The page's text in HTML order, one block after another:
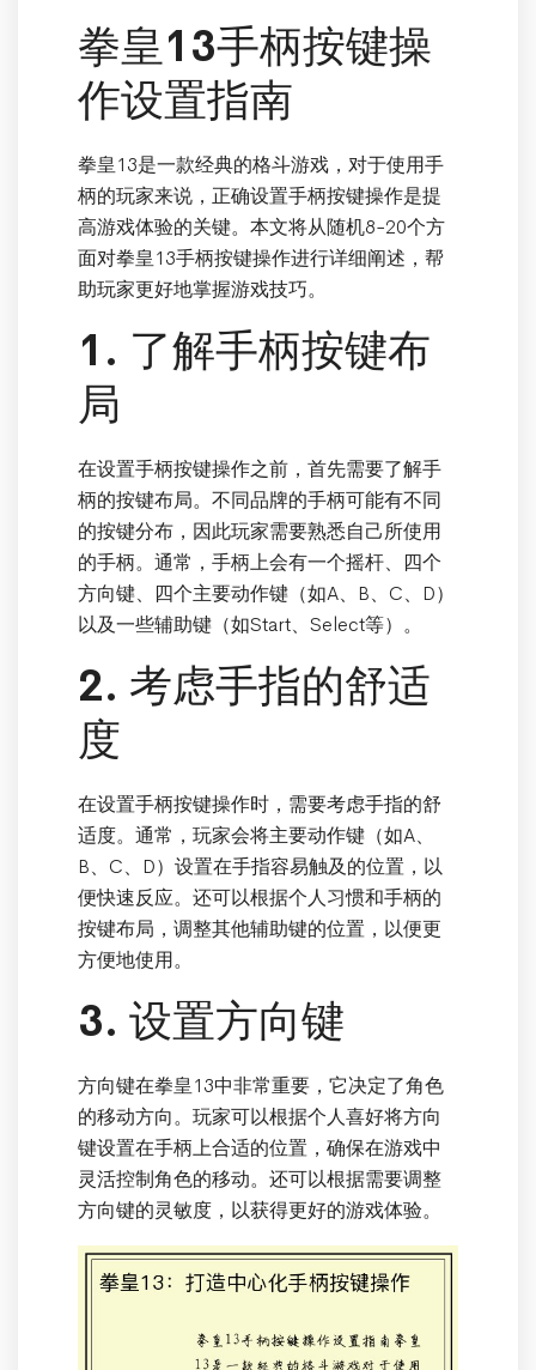
拳皇13手柄按键操
作设置指南
拳皇13是一款经典的格斗游戏，对于使用手
柄的玩家来说，正确设置手柄按键操作是提
高游戏体验的关键。本文将从随机8-20个方
面对拳皇13手柄按键操作进行详细阐述，帮
助玩家更好地掌握游戏技巧。
1. 了解手柄按键布
局
在设置手柄按键操作之前，首先需要了解手
柄的按键布局。不同品牌的手柄可能有不同
的按键分布，因此玩家需要熟悉自己所使用
的手柄。通常，手柄上会有一个摇杆、四个
方向键、四个主要动作键（如A、B、C、D）
以及一些辅助键（如Start、Select等）。
2. 考虑手指的舒适
度
在设置手柄按键操作时，需要考虑手指的舒
适度。通常，玩家会将主要动作键（如A、
B、C、D）设置在手指容易触及的位置，以
便快速反应。还可以根据个人习惯和手柄的
按键布局，调整其他辅助键的位置，以便更
方便地使用。
3. 设置方向键
方向键在拳皇13中非常重要，它决定了角色
的移动方向。玩家可以根据个人喜好将方向
键设置在手柄上合适的位置，确保在游戏中
灵活控制角色的移动。还可以根据需要调整
方向键的灵敏度，以获得更好的游戏体验。